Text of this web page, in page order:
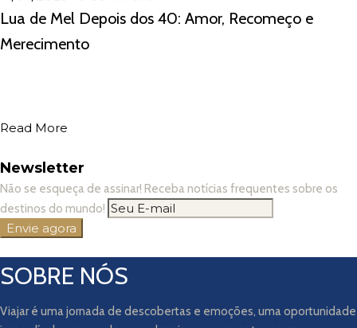
Lua de Mel Depois dos 40: Amor, Recomeço e
Merecimento
Read More
Newsletter
Não se esqueça de assinar! Receba notícias frequentes sobre os
destinos do mundo!
SOBRE NÓS
Viajar é uma jornada de descobertas e emoções, uma oportunidade